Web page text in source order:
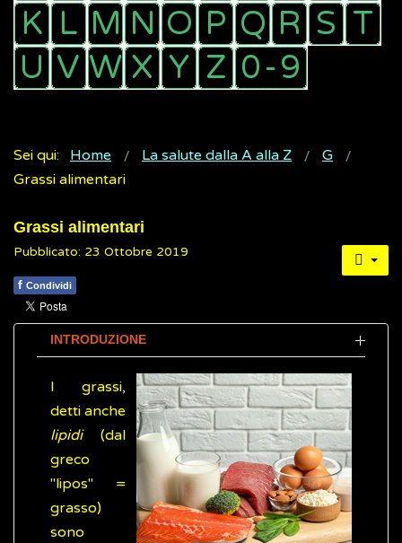
Sei qui: Home La salute dalla A alla Z
G
Grassi alimentari
Grassi alimentari
Pubblicato: 23 Ottobre 2019
f Condividi
INTRODUZIONE
I grassi,
detti anche
lipidi(dal
greco
"lipos" =
grasso)
sono